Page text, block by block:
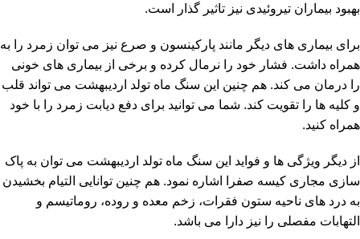
بهبود بیماران تیروئیدی نیز تاثیر گذار است.
برای بیماری های دیگر مانند پارکینسون و صرع نیز می توان زمرد را به
همراه داشت. فشار خود را نرمال کرده و برخی از بیماری های خونی
را درمان می کند. هم چنین این سنگ ماه تولد اردیبهشت می تواند قلب
و کلیه ها را تقویت کند. شما می توانید برای دفع دیابت زمرد را با خود
همراه کنید.
از دیگر ویژگی ها و فواید این سنگ ماه تولد اردیبهشت می توان به پاک
سازی مجاری کیسه صفرا اشاره نمود. هم چنین توانایی التیام بخشیدن
به درد های ناحیه ستون فقرات، زخم معده و روده، روماتیسم و
التهابات مفصلی را نیز دارا می باشد.